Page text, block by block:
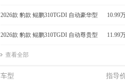
2026款 豹款 鲲鹏310TGDI 自动豪华型 10.99
2026款 豹款 鲲鹏310TGDI 自动尊贵型 11.99
查看全部
车型 指导